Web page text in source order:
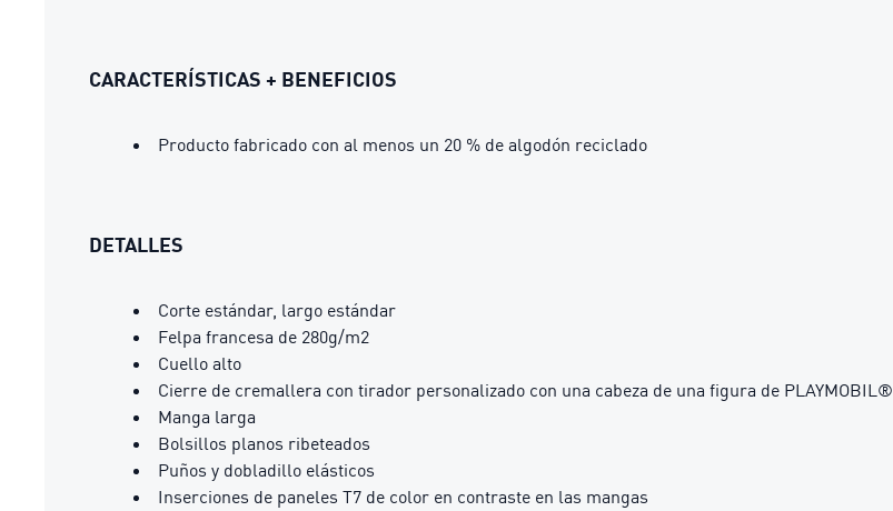
CARACTERÍSTICAS + BENEFICIOS
Producto fabricado con al menos un 20 % de algodón reciclado
DETALLES
Corte estándar, largo estándar
Felpa francesa de 280g/m2
Cuello alto
Cierre de cremallera con tirador personalizado con una cabeza de una figura de PLAYMOBIL®
Manga larga
Bolsillos planos ribeteados
Puños y dobladillo elásticos
Inserciones de paneles T7 de color en contraste en las mangas